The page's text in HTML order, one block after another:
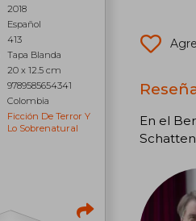
2018
Español
413
Tapa Blanda
20 x 12.5 cm
9789585654341
Colombia
Ficción De Terror Y
Lo Sobrenatural
En el